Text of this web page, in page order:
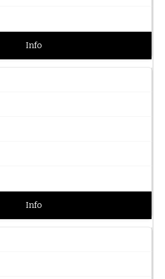
Info
Info